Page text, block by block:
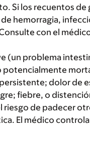
Si los recuentos
hemorragia,
con el
(un problema
potencialmente
dolor de
fiebre, o
riesgo de padecer
El médico